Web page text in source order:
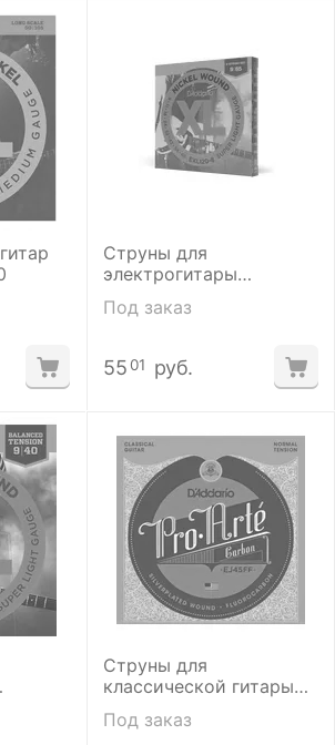
Струны для
электрогитары
D'addario EXL-120-8 9-
65
Под заказ
55 01 руб.
Струны для
классической гитары
D'ADDARIO EJ45 FF
Под заказ